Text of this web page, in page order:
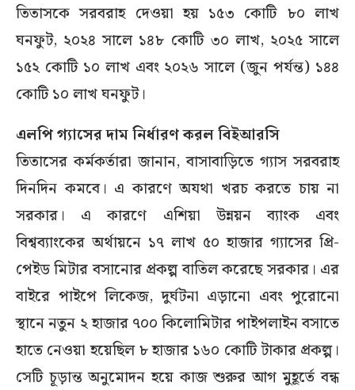
তিতাসকে সরবরাহ দেওয়া হয় ১৫৩ কোটি ৮০ লাখ
ঘনফুট, ২০২৪ সালে ১৪৮ কোটি ৩০ লাখ, ২০২৫ সালে
১৫২ কোটি ১০ লাখ এবং ২০২৬ সালে (জুন পর্যন্ত) ১৪৪
কোটি ১০ লাখ ঘনফুট।
এলপি গ্যাসের দাম নির্ধারণ করল বিইআরসি
তিতাসের কর্মকর্তারা জানান, বাসাবাড়িতে গ্যাস সরবরাহ
দিনদিন কমবে। এ কারণে অযথা খরচ করতে চায় না
সরকার। এ কারণে এশিয়া উন্নয়ন ব্যাংক এবং
বিশ্বব্যাংকের অর্থায়নে ১৭ লাখ ৫০ হাজার গ্যাসের প্রি-
পেইড মিটার বসানোর প্রকল্প বাতিল করেছে সরকার। এর
বাইরে পাইপে লিকেজ, দুর্ঘটনা এড়ানো এবং পুরোনো
স্থানে নতুন ২ হাজার ৭০০ কিলোমিটার পাইপলাইন বসাতে
হাতে নেওয়া হয়েছিল ৮ হাজার ১৬০ কোটি টাকার প্রকল্প।
সেটি চূড়ান্ত অনুমোদন হয়ে কাজ শুরুর আগ মুহূর্তে বন্ধ